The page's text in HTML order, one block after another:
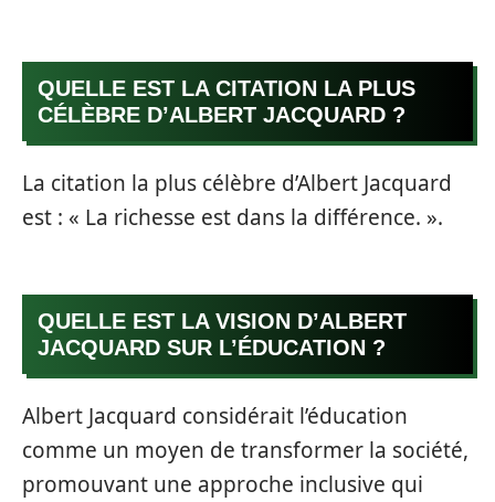
QUELLE EST LA CITATION LA PLUS
CÉLÈBRE D’ALBERT JACQUARD ?
La citation la plus célèbre d’Albert Jacquard
est : « La richesse est dans la différence. ».
QUELLE EST LA VISION D’ALBERT
JACQUARD SUR L’ÉDUCATION ?
Albert Jacquard considérait l’éducation
comme un moyen de transformer la société,
promouvant une approche inclusive qui